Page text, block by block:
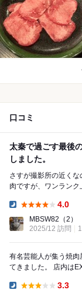
口コミ
太秦で過ごす最後
しました。
さすが撮影所の近く
肉ですが、ワンラン
4.0
MBSW82 （2）
2025/12 訪問
有名芸能人が集う焼肉屋さん。 太秦広隆寺の東側に
てきました。 店内はEXILEやスノーマンの写真やサインがいっぱい！ お
3.3